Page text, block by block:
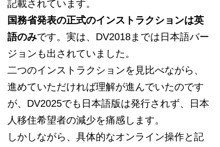
記載されています。
国務省発表の正式のインストラクションは英
語のみです。実は、DV2018までは日本語バー
ジョンも出されていました。
二つのインストラクションを見比べながら、
進めていただければ理解が進んでいたのです
が、DV2025でも日本語版は発行されず、日本
人移住希望者の減少を痛感します。
しかしながら、具体的なオンライン操作と記